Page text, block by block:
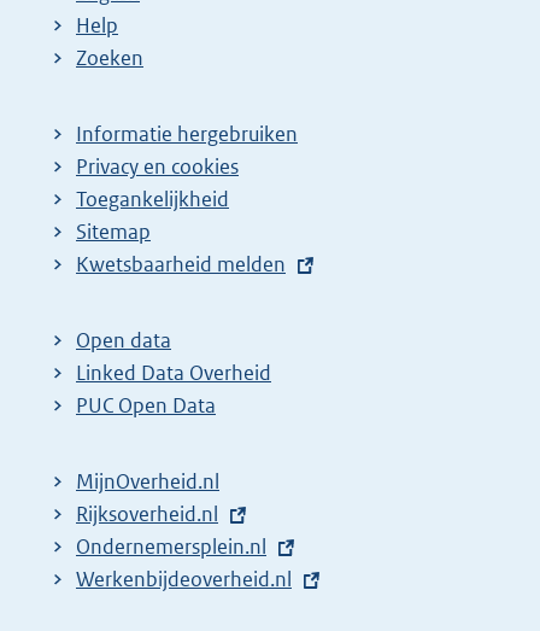
Help
Zoeken
Informatie hergebruiken
Privacy en cookies
Toegankelijkheid
Sitemap
E
t
e
r
l
i
n
k
Kwetsbaarheid melden
Open data
Linked Data Overheid
PUC Open Data
MijnOverheid.nl
E
x
t
Rijksoverheid.nl
E
x
Ondernemersplein.nl
E
Werkenbijdeoverheid.nl